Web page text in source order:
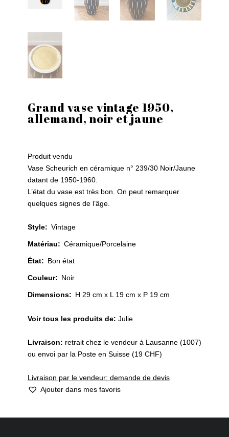
Grand vase vintage 1950,
allemand, noir et jaune
initial
était :
CHF 60.
actuel
est :
CHF 50.
Produit vendu
Vase Scheurich en céramique n° 239/30 Noir/Jaune
datant de 1950-1960.
L’état du vase est très bon. On peut remarquer
quelques signes de l’âge.
Style: Vintage
Matériau: Céramique/Porcelaine
État: Bon état
Couleur: Noir
Dimensions: H 29 cm x L 19 cm x P 19 cm
Voir tous les produits de: Julie
Livraison: retrait chez le vendeur à Lausanne (1007)
ou envoi par la Poste en Suisse (19 CHF)
Livraison par le vendeur: demande de devis
Ajouter dans mes favoris